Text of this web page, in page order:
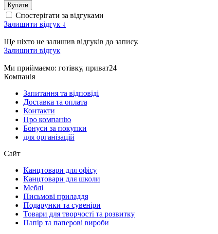
Спостерігати за відгуками
Залишити відгук ↓
Ще ніхто не залишив відгуків до запису.
Залишити відгук
Ми приймаємо: готівку, приват24
Компанія
Запитання та відповіді
Доставка та оплата
Контакти
Про компанію
Бонуси за покупки
для організацій
Сайт
Канцтовари для офісу
Канцтовари для школи
Меблі
Письмові приладдя
Подарунки та сувеніри
Товари для творчості та розвитку
Папір та паперові вироби